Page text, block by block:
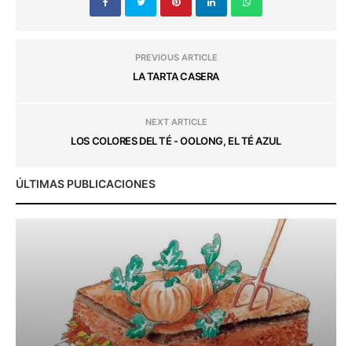
PREVIOUS ARTICLE
LA TARTA CASERA
NEXT ARTICLE
LOS COLORES DEL TÉ - OOLONG, EL TÉ AZUL
ÚLTIMAS PUBLICACIONES